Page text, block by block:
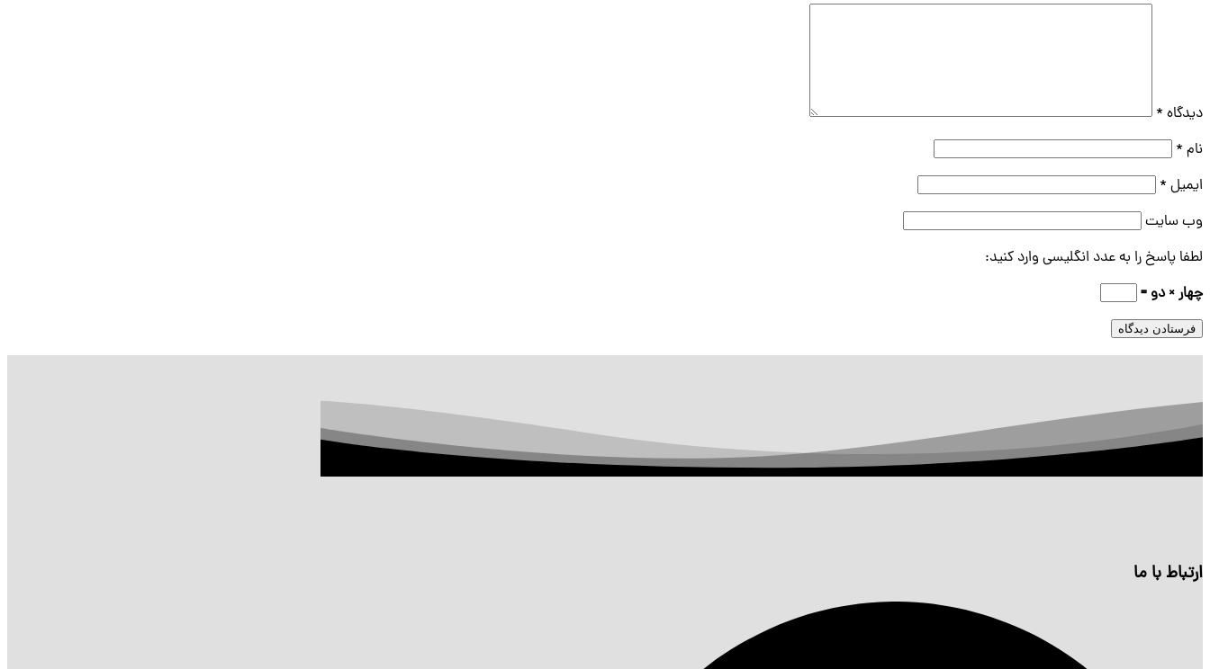
دیدگاه *
نام *
ایمیل *
وب‌ سایت
لطفا پاسخ را به عدد انگلیسی وارد کنید:
چهار × دو =
ارتباط با ما